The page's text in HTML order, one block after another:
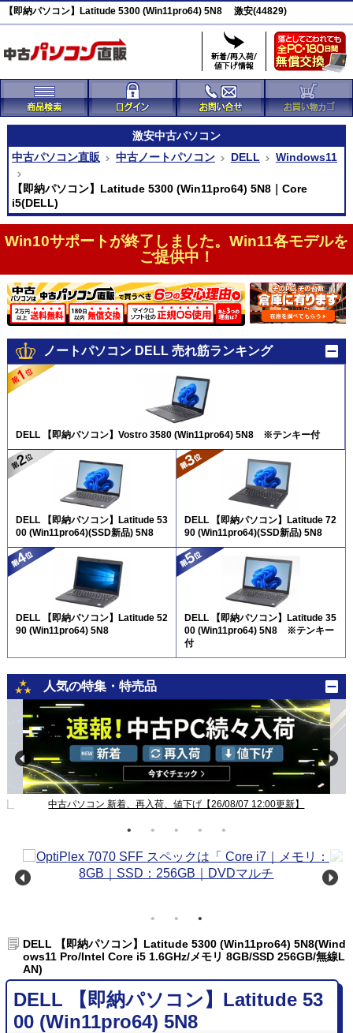
【即納パソコン】Latitude 5300 (Win11pro64) 5N8 激安(44829)
激安中古パソコン
中古パソコン直販
中古ノートパソコン DELL Windows11
【即納パソコン】Latitude 5300 (Win11pro64) 5N8｜Core
i5(DELL)
Win10サポートが終了しました。Win11各モデルを
ご提供中！
ノートパソコン DELL 売れ筋ランキング
DELL 【即納パソコン】Vostro 3580 (Win11pro64) 5N8 ※テンキー付
DELL 【即納パソコン】Latitude 53
00 (Win11pro64)(SSD新品) 5N8
DELL 【即納パソコン】Latitude 72
90 (Win11pro64)(SSD新品) 5N8
DELL 【即納パソコン】Latitude 52
90 (Win11pro64) 5N8
DELL 【即納パソコン】Latitude 35
00 (Win11pro64) 5N8 ※テンキー
付
人気の特集・特売品
中古パソコン 新着、再入荷、値下げ【26/08/07 12:00更新】
DELL 【即納パソコン】Latitude 5300 (Win11pro64) 5N8(Wind
ows11 Pro/Intel Core i5 1.6GHz/メモリ 8GB/SSD 256GB/無線L
AN)
DELL 【即納パソコン】Latitude 53
00 (Win11pro64) 5N8